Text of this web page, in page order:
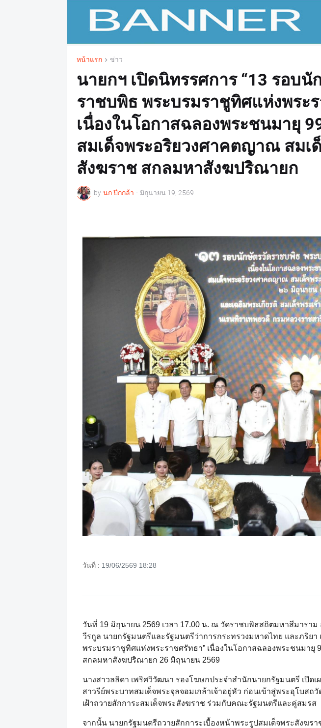
หน้าแรก ข่าว
นายกฯ เปิดนิทรรศการ “13 รอบนั
ราชบพิธ พระบรมราชูทิศแห่งพระ
เนื่องในโอกาสฉลองพระชนมายุ
สมเด็จพระอริยวงศาคตญาณ สมเ
สังฆราช สกลมหาสังฆปริณายก
by นก ปีกกล้า - มิถุนายน 19, 2569
วันที่ : 19/06/2569 18:28
วันที่ 19 มิถุนายน 2569 เวลา 17.00 น. ณ วัดราชบพิธสถิตมหาสีมาร
วีรกูล นายกรัฐมนตรีและรัฐมนตรีว่าการกระทรวงมหาดไทย และภริย
พระบรมราชูทิศแห่งพระราชศรัทธา” เนื่องในโอกาสฉลองพระชนมา
สกลมหาสังฆปริณายก 26 มิถุนายน 2569
นางสาวลลิดา เพริศวิวัฒนา รองโฆษกประจำสำนักนายกรัฐมนตรี เปิด
สาวรีย์พระบาทสมเด็จพระจุลจอมเกล้าเจ้าอยู่หัว ก่อนเข้าสู่พระอุโบส
เฝ้าถวายสักการะสมเด็จพระสังฆราช ร่วมกับคณะรัฐมนตรีและคู่สมรส
จากนั้น นายกรัฐมนตรีถวายสักการะเบื้องหน้าพระรูปสมเด็จพระสังฆรา